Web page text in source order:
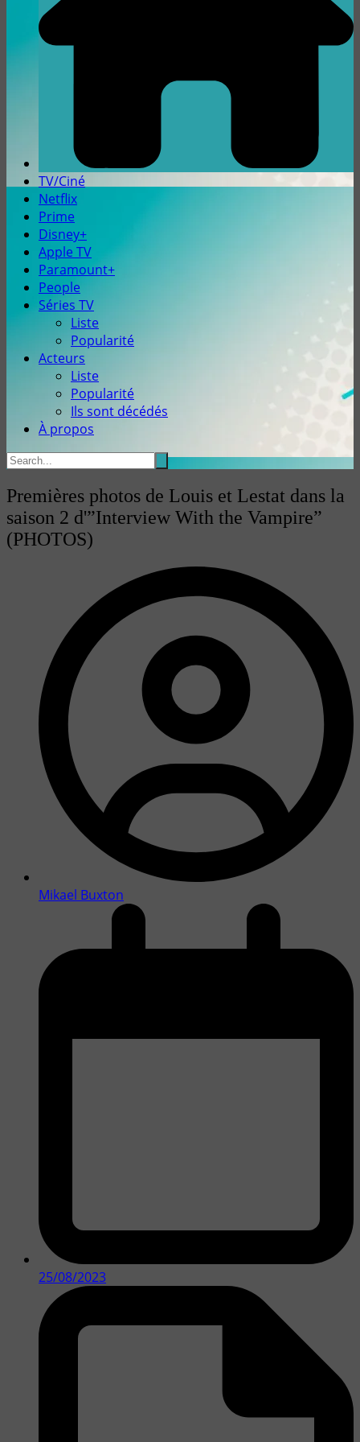
TV/Ciné
Netflix
Prime
Disney+
Apple TV
Paramount+
People
Séries TV
Liste
Popularité
Acteurs
Liste
Popularité
Ils sont décédés
À propos
Premières photos de Louis et Lestat dans la
saison 2 d'”Interview With the Vampire”
(PHOTOS)
Mikael Buxton
25/08/2023